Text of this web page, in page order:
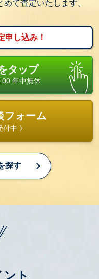
て査定いたします。
申し込み！
タップ
年中無休
フォーム
中 》
探す
ト